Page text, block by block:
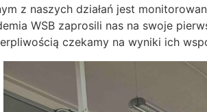
z naszych działań jest
WSB zaprosili nas na swoje
czekamy na wyniki ich